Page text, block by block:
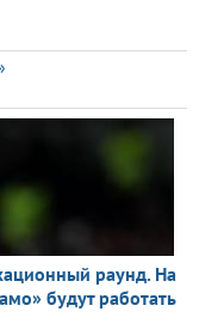
раунд. На
будут работать